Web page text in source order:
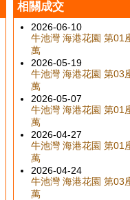
相關成交
2026-06-10
牛池灣 海港花園 第01
萬
2026-05-19
牛池灣 海港花園 第03
萬
2026-05-07
牛池灣 海港花園 第01
萬
2026-04-27
牛池灣 海港花園 第01
萬
2026-04-24
牛池灣 海港花園 第03
萬